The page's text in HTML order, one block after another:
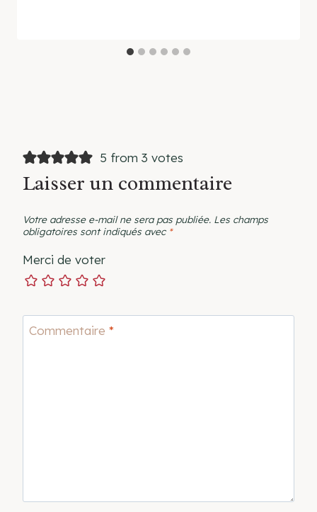
5 from 3 votes
Laisser un commentaire
Votre adresse e-mail ne sera pas publiée. Les champs
obligatoires sont indiqués avec *
Merci de voter
Commentaire *